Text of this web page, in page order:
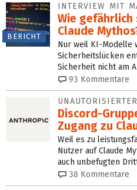
BERICHT
INTERVIEW MIT
Wie gefährlich
Claude
Nur weil KI-Modelle
Sicherheitslücken
Sicherheit nicht am
93 Kommentare
Discord-
Zugang zu
Weil es zu
Nutzer auf Claude
auch unbefugten
38 Kommentare